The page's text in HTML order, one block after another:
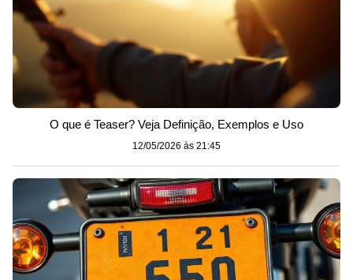
O que é Teaser? Veja Definição, Exemplos e Uso
12/05/2026 às 21:45